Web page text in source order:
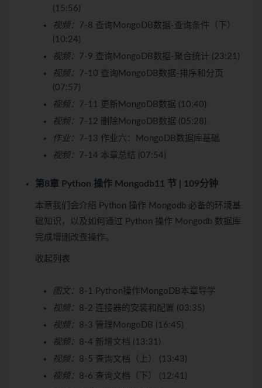
(15:56)
视频：
7-8 查询MongoDB数据-查询条件（下）
(10:24)
视频：
7-9 查询MongoDB数据-聚合统计 (23:21)
视频：
7-10 查询MongoDB数据-排序和分页
(07:57)
视频：
7-11 更新MongoDB数据 (10:40)
视频：
7-12 删除MongoDB数据 (05:28)
作业：
7-13 作业六：MongoDB数据库基础
视频：
7-14 本章总结 (07:54)
第8章 Python 操作 Mongodb11 节 | 109分钟
本章我们会介绍 Python 操作 Mongodb 必备的环境基
础知识，以及如何通过 Python 操作 Mongodb 数据库
完成增删改查操作。
收起列表
图文： 8-1 Python操作MongoDB本章导学
视频： 8-2 连接器的安装和配置 (03:35)
视频： 8-3 管理MongoDB (16:45)
视频： 8-4 新增文档 (13:31)
视频： 8-5 查询文档（上） (13:43)
视频： 8-6 查询文档（下） (12:41)